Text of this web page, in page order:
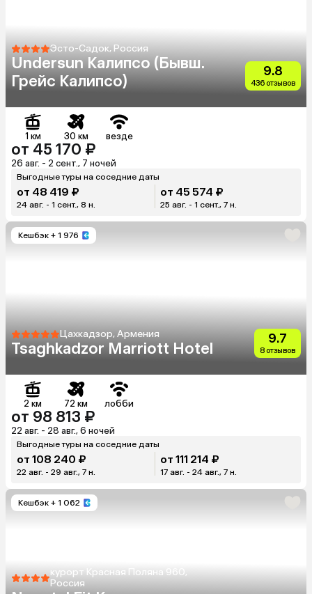
Эсто-Садок, Россия
Undersun Калипсо (Бывш.
Грейс Калипсо)
9.8
436 отзывов
1 км 30 км везде
от 45 170 ₽
26 авг. - 2 сент., 7 ночей
Выгодные туры на соседние даты
от 48 419 ₽
24 авг. - 1 сент., 8 н.
от 45 574 ₽
25 авг. - 1 сент., 7 н.
Кешбэк + 1 976
Цахкадзор, Армения
Tsaghkadzor Marriott Hotel
9.7
8 отзывов
2 км 72 км лобби
от 98 813 ₽
22 авг. - 28 авг., 6 ночей
Выгодные туры на соседние даты
от 108 240 ₽
22 авг. - 29 авг., 7 н.
от 111 214 ₽
17 авг. - 24 авг., 7 н.
Кешбэк + 1 062
курорт Красная Поляна 960,
Россия